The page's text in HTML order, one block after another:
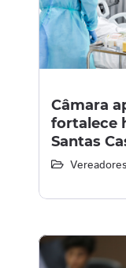
Câmara
fortalece
Santas
Vereadores